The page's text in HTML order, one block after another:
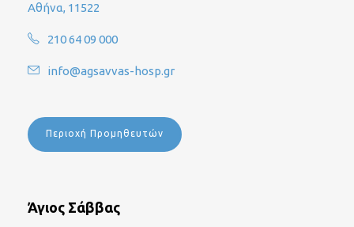
Αθήνα, 11522
210 64 09 000
info@agsavvas-hosp.gr
Περιοχή Προμηθευτών
Άγιος Σάββας